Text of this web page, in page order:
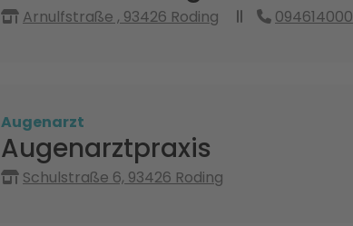
Arnulfstraße , 93426 Roding 094614000
Augenarzt
Augenarztpraxis
Schulstraße 6, 93426 Roding